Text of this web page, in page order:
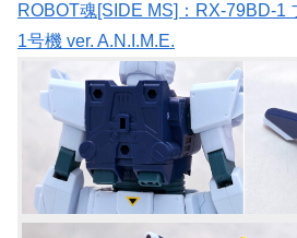
ROBOT魂[SIDE MS]：RX-79BD-1
1号機 ver. A.N.I.M.E.